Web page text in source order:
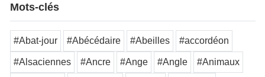
Mots-clés
#Abat-jour #Abécédaire #Abeilles #accordéon
#Alsaciennes #Ancre #Ange #Angle #Animaux